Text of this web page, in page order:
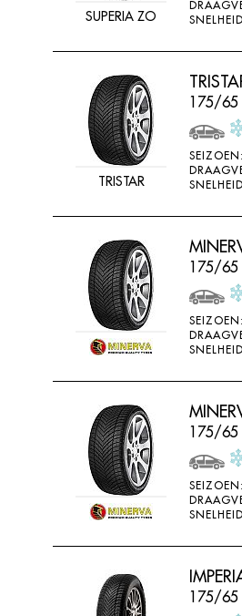
SUPERIA ZO
TRISTAR
175/65
175/65
175/65
175/65